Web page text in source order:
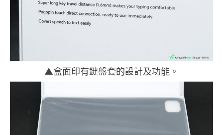
▲盒面印有鍵盤套的設計及功能。